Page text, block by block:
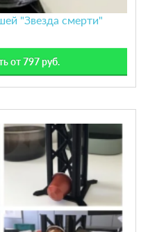
"Звезда смерти"
от 797 руб.